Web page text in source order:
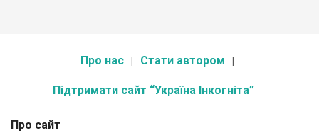
Про нас Стати автором
Підтримати сайт “Україна Інкогніта”
Про сайт